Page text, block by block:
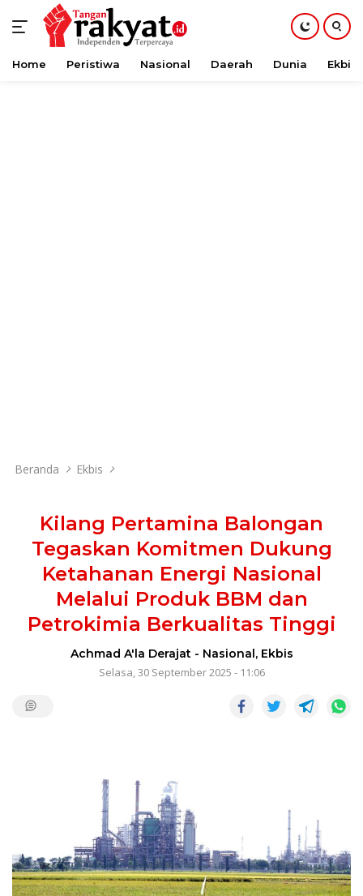
Langsung
Home Peristiwa Nasional Daerah Dunia Ekbis
Beranda Ekbis
Kilang Pertamina Balongan
Tegaskan Komitmen Dukung
Ketahanan Energi Nasional
Melalui Produk BBM dan
Petrokimia Berkualitas Tinggi
Achmad A'la Derajat- Nasional, Ekbis
Selasa, 30 September 2025 - 11:06